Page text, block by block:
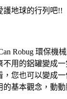
護地球的行列吧!!
Robug 環保機
不用的鋁罐變成
您也可以變成一
的基本觀念，動